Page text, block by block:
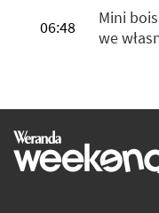
06:48
Mini
we